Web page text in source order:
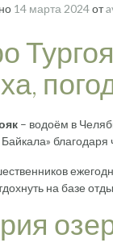
14 марта 2024от
– водоём в
Байкала»
на базе